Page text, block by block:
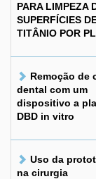
PARA LIMPEZA
SUPERFÍCIES
TITÂNIO POR
Remoção de
dental com um
dispositivo a
DBD in vitro
Uso da
na cirurgia